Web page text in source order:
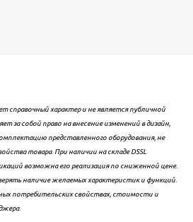
справочный характер и не является публичной
за собой право на внесение изменений в дизайн,
представленного оборудования, не
товара. При наличии на складе DSSL
возможна его реализация по сниженной цене.
наличие желаемых характеристик и функций.
потребительских свойствах, стоимости и